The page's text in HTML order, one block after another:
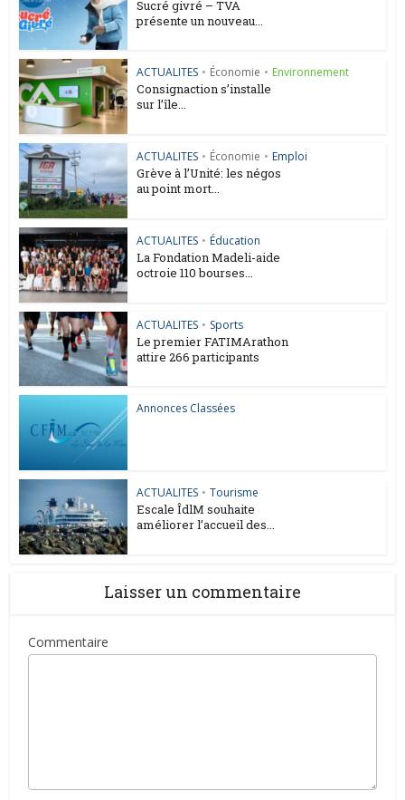
Sucré givré – TVA
présente un nouveau...
ACTUALITES • Économie • Environnement
Consignaction s’installe
sur l’île...
ACTUALITES • Économie • Emploi
Grève à l’Unité: les négos
au point mort...
ACTUALITES • Éducation
La Fondation Madeli-aide
octroie 110 bourses...
ACTUALITES • Sports
Le premier FATIMArathon
attire 266 participants
Annonces Classées
ACTUALITES • Tourisme
Escale ÎdlM souhaite
améliorer l’accueil des...
Laisser un commentaire
Commentaire